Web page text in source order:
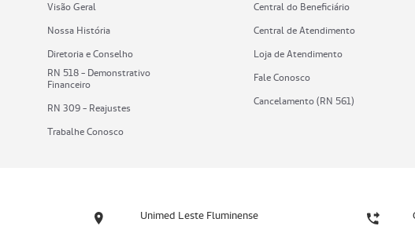
Visão Geral
Nossa História
Diretoria e Conselho
RN 518 - Demonstrativo
Financeiro
RN 309 - Reajustes
Trabalhe Conosco
Central do Beneficiário
Central de Atendimento
Loja de Atendimento
Fale Conosco
Cancelamento (RN 561)
Unimed Leste Fluminense